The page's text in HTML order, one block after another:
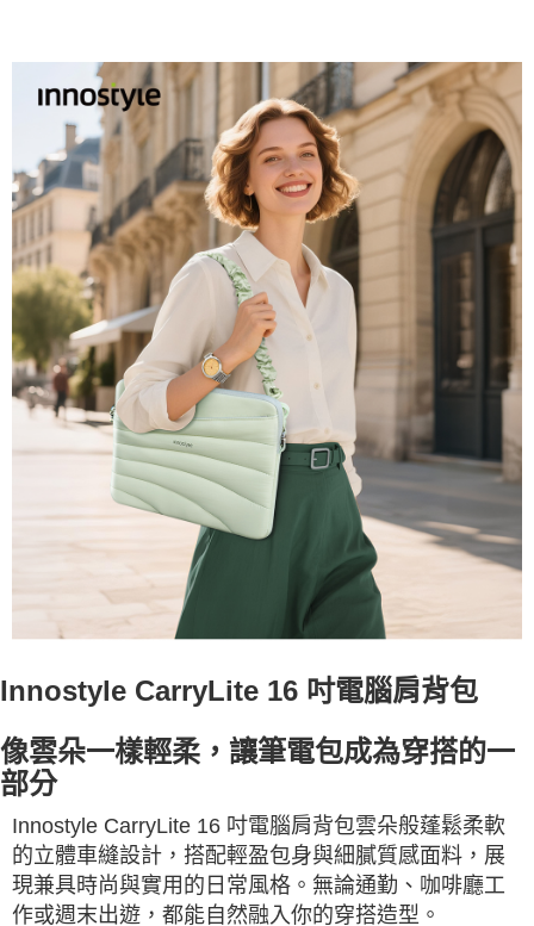
Innostyle CarryLite 16 吋電腦肩背包
像雲朵一樣輕柔，讓筆電包成為穿搭的一
部分
Innostyle CarryLite 16 吋電腦肩背包雲朵般蓬鬆柔軟
的立體車縫設計，搭配輕盈包身與細膩質感面料，展
現兼具時尚與實用的日常風格。無論通勤、咖啡廳工
作或週末出遊，都能自然融入你的穿搭造型。